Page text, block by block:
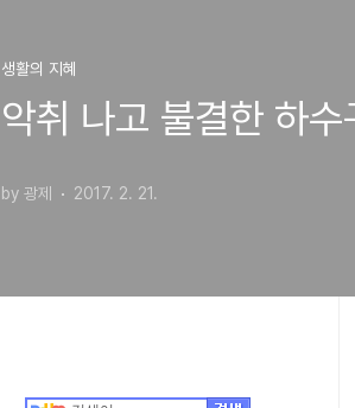
생활의 지혜
악취 나고 불결한 하
by 광제 2017. 2. 21.